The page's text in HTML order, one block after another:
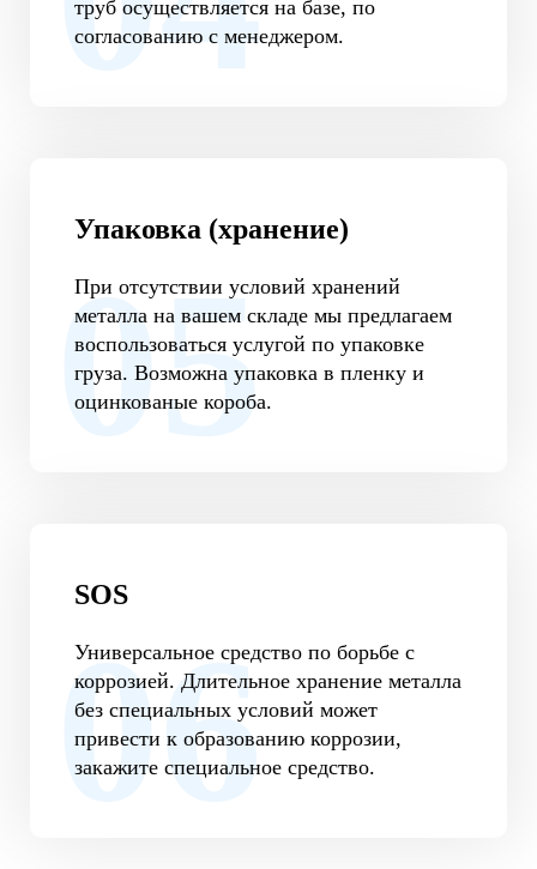
труб осуществляется на базе, по
согласованию с менеджером.
Упаковка (хранение)
При отсутствии условий хранений
металла на вашем складе мы предлагаем
воспользоваться услугой по упаковке
груза. Возможна упаковка в пленку и
оцинкованые короба.
SOS
Универсальное средство по борьбе с
коррозией. Длительное хранение металла
без специальных условий может
привести к образованию коррозии,
закажите специальное средство.